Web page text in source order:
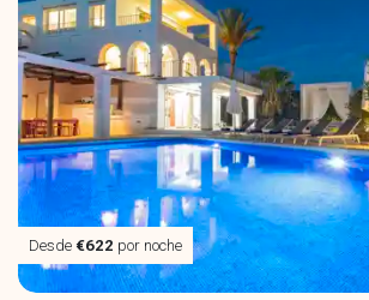
Desde €622 por noche